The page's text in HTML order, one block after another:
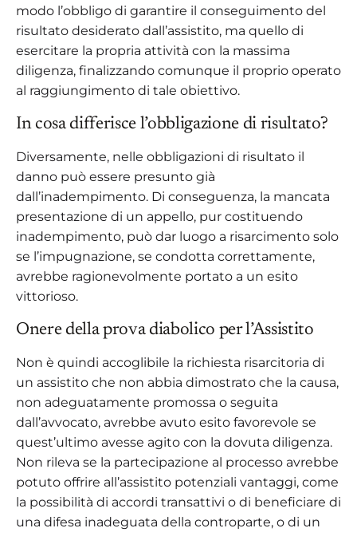
modo l’obbligo di garantire il conseguimento del
risultato desiderato dall’assistito, ma quello di
esercitare la propria attività con la massima
diligenza, finalizzando comunque il proprio operato
al raggiungimento di tale obiettivo.
In cosa differisce l’obbligazione di risultato?
Diversamente, nelle obbligazioni di risultato il
danno può essere presunto già
dall’inadempimento. Di conseguenza, la mancata
presentazione di un appello, pur costituendo
inadempimento, può dar luogo a risarcimento solo
se l’impugnazione, se condotta correttamente,
avrebbe ragionevolmente portato a un esito
vittorioso.
Onere della prova diabolico per l’Assistito
Non è quindi accoglibile la richiesta risarcitoria di
un assistito che non abbia dimostrato che la causa,
non adeguatamente promossa o seguita
dall’avvocato, avrebbe avuto esito favorevole se
quest’ultimo avesse agito con la dovuta diligenza.
Non rileva se la partecipazione al processo avrebbe
potuto offrire all’assistito potenziali vantaggi, come
la possibilità di accordi transattivi o di beneficiare di
una difesa inadeguata della controparte, o di un